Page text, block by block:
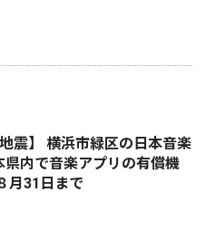
震】 横浜市緑区の日本音楽
県内で音楽アプリの有償機
月31日まで